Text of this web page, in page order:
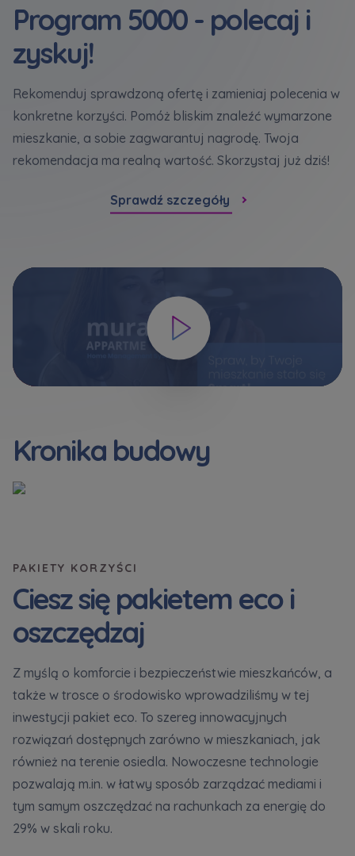
Program 5000 - polecaj i
zyskuj!
Rekomenduj sprawdzoną ofertę i zamieniaj polecenia w
konkretne korzyści. Pomóż bliskim znaleźć wymarzone
mieszkanie, a sobie zagwarantuj nagrodę. Twoja
rekomendacja ma realną wartość. Skorzystaj już dziś!
Sprawdź szczegóły
Kronika budowy
PAKIETY KORZYŚCI
Ciesz się pakietem eco i
oszczędzaj
Z myślą o komforcie i bezpieczeństwie mieszkańców, a
także w trosce o środowisko wprowadziliśmy w tej
inwestycji pakiet eco. To szereg innowacyjnych
rozwiązań dostępnych zarówno w mieszkaniach, jak
również na terenie osiedla. Nowoczesne technologie
pozwalają m.in. w łatwy sposób zarządzać mediami i
tym samym oszczędzać na rachunkach za energię do
29% w skali roku.